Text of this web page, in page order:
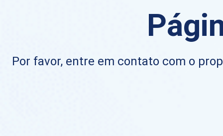
Por favor, entre em contato com o